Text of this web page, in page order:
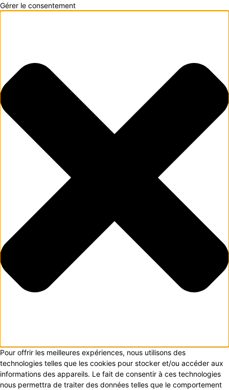
Gérer le consentement
Pour offrir les meilleures expériences, nous utilisons des
technologies telles que les cookies pour stocker et/ou accéder aux
informations des appareils. Le fait de consentir à ces technologies
nous permettra de traiter des données telles que le comportement